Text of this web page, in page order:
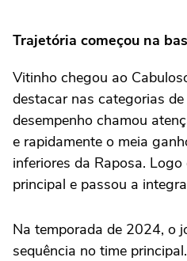
Trajetória começou na
Vitinho chegou ao
destacar nas categorias de
desempenho chamou
e rapidamente o meia
inferiores da Raposa.
principal e passou a
Na temporada de 2024, o
sequência no time